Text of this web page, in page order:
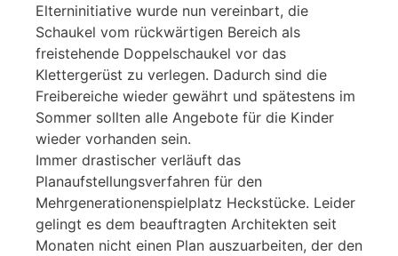
Elterninitiative wurde nun vereinbart, die
Schaukel vom rückwärtigen Bereich als
freistehende Doppelschaukel vor das
Klettergerüst zu verlegen. Dadurch sind die
Freibereiche wieder gewährt und spätestens im
Sommer sollten alle Angebote für die Kinder
wieder vorhanden sein.
Immer drastischer verläuft das
Planaufstellungsverfahren für den
Mehrgenerationenspielplatz Heckstücke. Leider
gelingt es dem beauftragten Architekten seit
Monaten nicht einen Plan auszuarbeiten, der den